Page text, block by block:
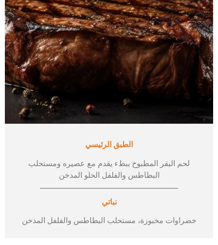
الطبق الرئيسي
لحم البقر المطبوخ ببطء يقدم مع عصيره ومستحلب
البطاطس والفلفل الحلو المدخن
نباتي
خضراوات مخبوزة، مستحلب البطاطس والفلفل المدخن